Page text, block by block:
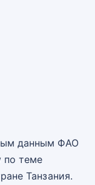
данным ФАО
по теме
Танзания.